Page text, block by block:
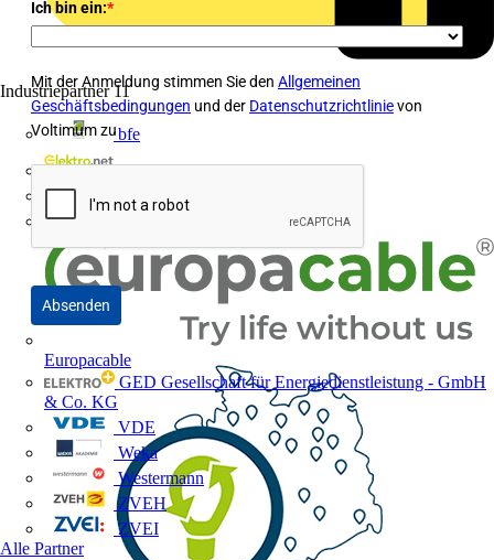
Industriepartner 11
bfe
de - das Elektrohandwerk
ETIM Deutschland eV
Europacable
GED Gesellschaft für Energiedienstleistung - GmbH
& Co. KG
VDE
Weka
Westermann
ZVEH
ZVEI
Alle Partner
Ich bin ein:*
Mit der Anmeldung stimmen Sie den Allgemeinen
Geschäftsbedingungen und der Datenschutzrichtlinievon
Voltimum zu
Absenden